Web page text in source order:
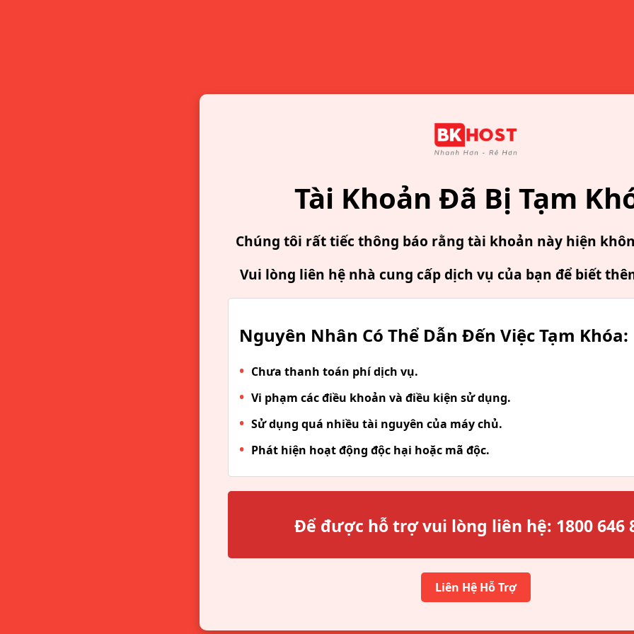
Tài Khoản Đã Bị Tạm
Chúng tôi rất tiếc thông báo rằng tài khoản này hiện
Vui lòng liên hệ nhà cung cấp dịch vụ của bạn để biết
Nguyên Nhân Có Thể Dẫn Đến Việc Tạm Khóa:
Chưa thanh toán phí dịch vụ.
Vi phạm các điều khoản và điều kiện sử dụng.
Sử dụng quá nhiều tài nguyên của máy chủ.
Phát hiện hoạt động độc hại hoặc mã độc.
Để được hỗ trợ vui lòng liên hệ: 1800 646
Liên Hệ Hỗ Trợ